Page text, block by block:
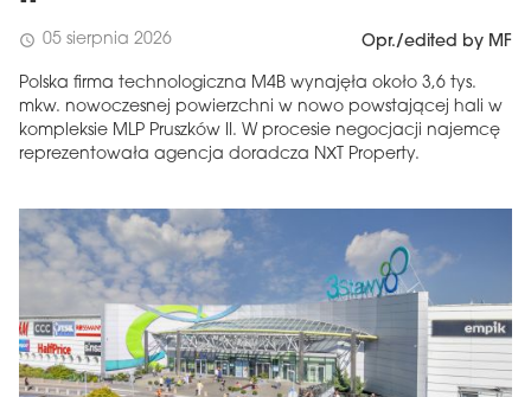
schedule 05 sierpnia 2026 Opr./edited by MF
Polska firma technologiczna M4B wynajęła około 3,6 tys.
mkw. nowoczesnej powierzchni w nowo powstającej hali w
kompleksie MLP Pruszków II. W procesie negocjacji najemcę
reprezentowała agencja doradcza NXT Property.